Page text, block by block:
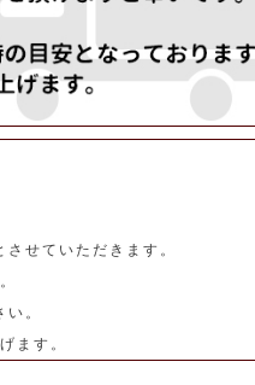
せていただきます。
。
ます。